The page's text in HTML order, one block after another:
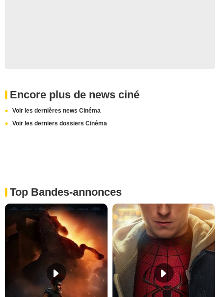
Encore plus de news ciné
Voir les dernières news Cinéma
Voir les derniers dossiers Cinéma
Top Bandes-annonces